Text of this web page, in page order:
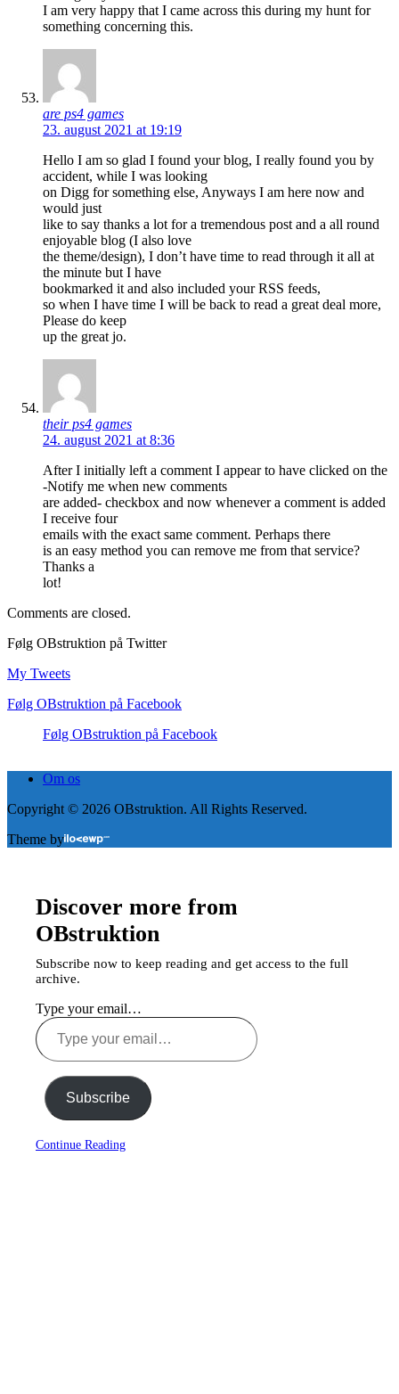
I am very happy that I came across this during my hunt for
something concerning this.
are ps4 games
23. august 2021 at 19:19
Hello I am so glad I found your blog, I really found you by
accident, while I was looking
on Digg for something else, Anyways I am here now and
would just
like to say thanks a lot for a tremendous post and a all round
enjoyable blog (I also love
the theme/design), I don’t have time to read through it all at
the minute but I have
bookmarked it and also included your RSS feeds,
so when I have time I will be back to read a great deal more,
Please do keep
up the great jo.
their ps4 games
24. august 2021 at 8:36
After I initially left a comment I appear to have clicked on the
-Notify me when new comments
are added- checkbox and now whenever a comment is added
I receive four
emails with the exact same comment. Perhaps there
is an easy method you can remove me from that service?
Thanks a
lot!
Comments are closed.
Følg OBstruktion på Twitter
My Tweets
Følg OBstruktion på Facebook
Følg OBstruktion på Facebook
Om os
Copyright © 2026 OBstruktion. All Rights Reserved.
Theme by
Discover more from
OBstruktion
Subscribe now to keep reading and get access to the full
archive.
Type your email…
Subscribe
Continue Reading